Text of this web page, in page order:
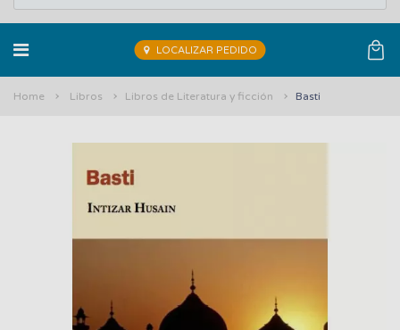
LOCALIZAR PEDIDO
Home Libros Libros de Literatura y ficción Basti